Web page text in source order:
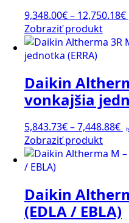
9,348.00€– 12,750.18€
Zobraziť produktTento
si
na
Daikin
vonkajšia
5,843.73€–7,448.88€
Zobraziť produktTento
si
Daikin
(EDLA / EBLA)